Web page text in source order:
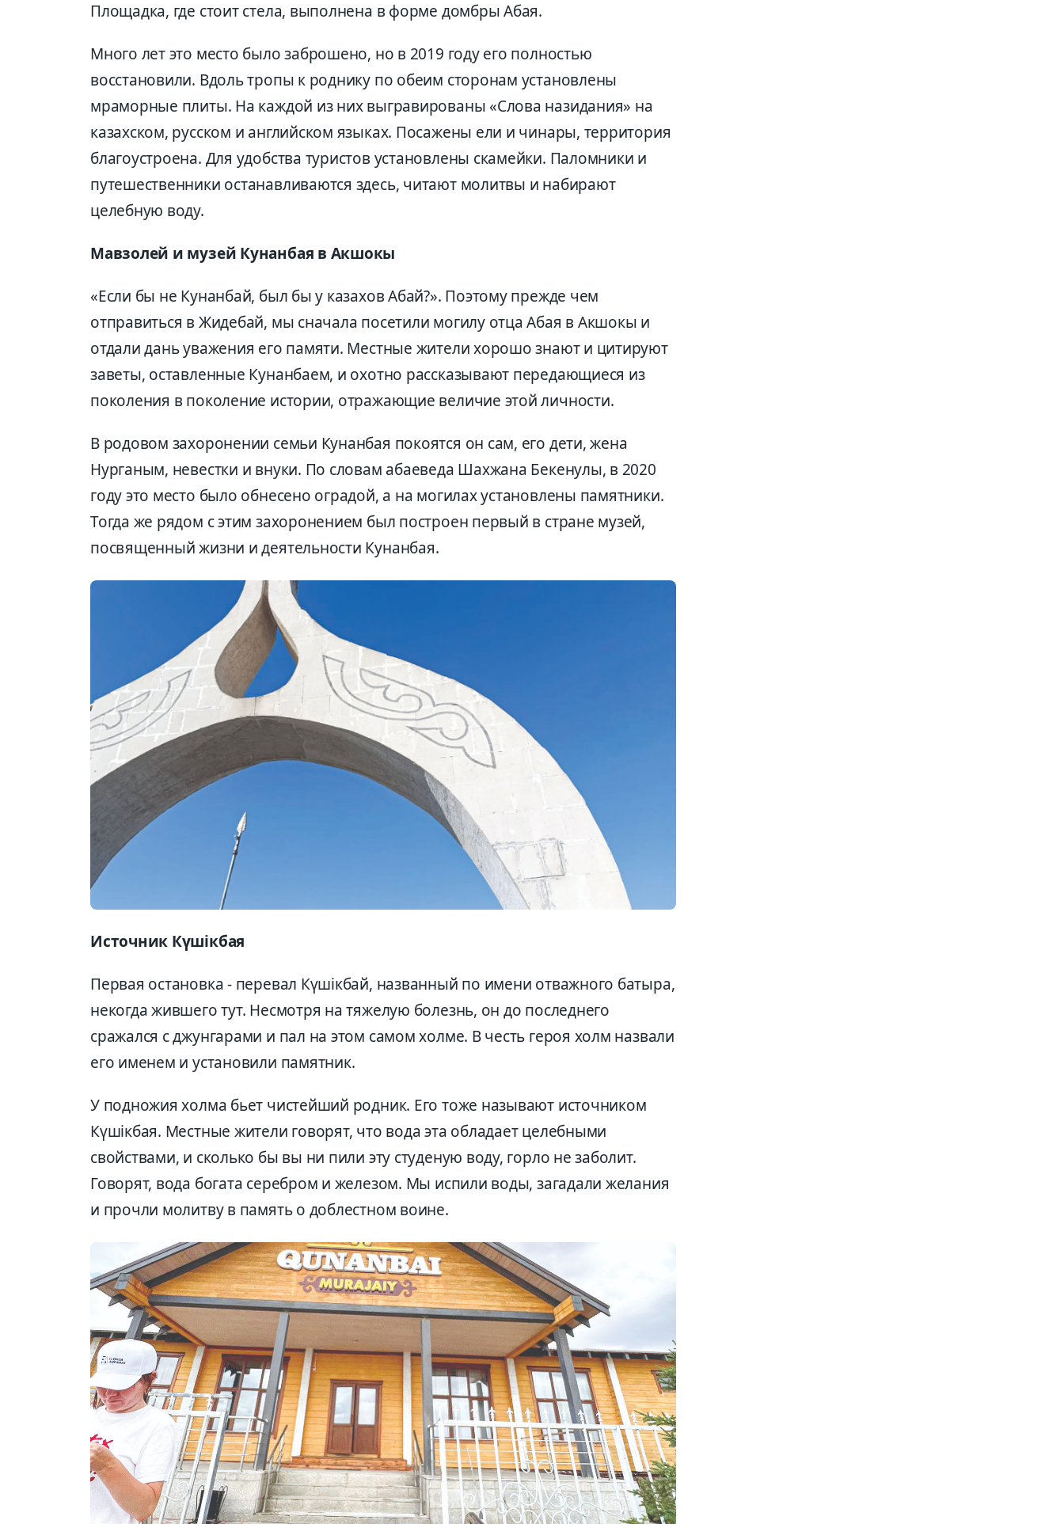
Площадка, где стоит стела, выполнена в форме домбры Абая.
Много лет это место было заброшено, но в 2019 году его полностью
восстановили. Вдоль тропы к роднику по обеим сторонам установлены
мраморные плиты. На каждой из них выгравированы «Слова назидания» на
казахском, русском и английском языках. Посажены ели и чинары, территория
благоустроена. Для удобства туристов установлены скамейки. Паломники и
путешественники останавливаются здесь, читают молитвы и набирают
целебную воду.
Мавзолей и музей Кунанбая в Акшокы
«Если бы не Кунанбай, был бы у казахов Абай?». Поэтому прежде чем
отправиться в Жидебай, мы сначала посетили могилу отца Абая в Акшокы и
отдали дань уважения его памяти. Местные жители хорошо знают и цитируют
заветы, оставленные Кунанбаем, и охотно рассказывают передающиеся из
поколения в поколение истории, отражающие величие этой личности.
В родовом захоронении семьи Кунанбая покоятся он сам, его дети, жена
Нурганым, невестки и внуки. По словам абаеведа Шахжана Бекенулы, в 2020
году это место было обнесено оградой, а на могилах установлены памятники.
Тогда же рядом с этим захоронением был построен первый в стране музей,
посвященный жизни и деятельности Кунанбая.
Источник Күшікбая
Первая остановка - перевал Күшікбай, названный по имени отважного батыра,
некогда жившего тут. Несмотря на тяжелую болезнь, он до последнего
сражался с джунгарами и пал на этом самом холме. В честь героя холм назвали
его именем и установили памятник.
У подножия холма бьет чистейший родник. Его тоже называют источником
Күшікбая. Местные жители говорят, что вода эта обладает целебными
свойствами, и сколько бы вы ни пили эту студеную воду, горло не заболит.
Говорят, вода богата серебром и железом. Мы испили воды, загадали желания
и прочли молитву в память о доблестном воине.